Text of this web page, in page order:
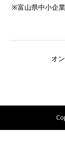
※富山県中小企
オ